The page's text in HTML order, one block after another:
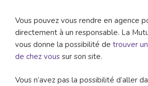
Vous pouvez vous rendre en agence
directement à un responsable. La
vous donne la possibilité de trouver
de chez vous sur son site.
Vous n’avez pas la possibilité d’aller